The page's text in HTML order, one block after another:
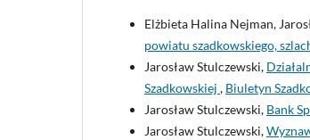
Elżbieta Halina Nejman,
powiatu szadkowskiego,
Jarosław Stulczewski,
Szadkowskiej , Biuletyn
Jarosław Stulczewski, Bank
Jarosław Stulczewski,